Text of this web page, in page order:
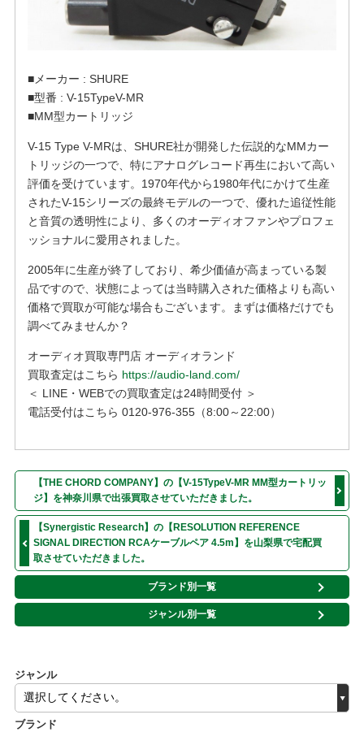
ジャンル
ブランド
■メーカー : SHURE
■型番 : V-15TypeV-MR
■MM型カートリッジ
V-15 Type V-MRは、SHURE社が開発した伝説的なMMカー
トリッジの一つで、特にアナログレコード再生において高い
評価を受けています。1970年代から1980年代にかけて生産
されたV-15シリーズの最終モデルの一つで、優れた追従性能
と音質の透明性により、多くのオーディオファンやプロフェ
ッショナルに愛用されました。
2005年に生産が終了しており、希少価値が高まっている製
品ですので、状態によっては当時購入された価格よりも高い
価格で買取が可能な場合もございます。まずは価格だけでも
調べてみませんか？
オーディオ買取専門店 オーディオランド
買取査定はこちら https://audio-land.com/
＜ LINE・WEBでの買取査定は24時間受付 ＞
電話受付はこちら 0120-976-355（8:00～22:00）
【THE CHORD COMPANY】の【V-15TypeV-MR MM型カートリッ
ジ】を神奈川県で出張買取させていただきました。
【Synergistic Research】の【RESOLUTION REFERENCE
SIGNAL DIRECTION RCAケーブルペア 4.5m】を山梨県で宅配買
取させていただきました。
ブランド別一覧
ジャンル別一覧